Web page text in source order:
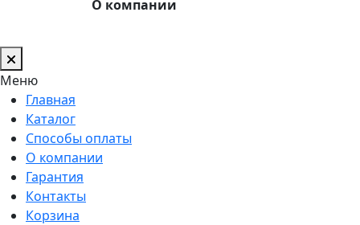
О компании
Меню
Главная
Каталог
Способы оплаты
О компании
Гарантия
Контакты
Корзина